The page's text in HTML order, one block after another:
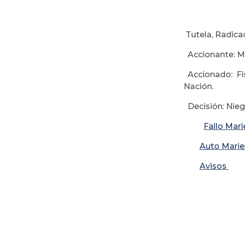
Tutela,
Accionante:
Accionado:
Nación.
Decisión:
Fallo
Auto
Avisos